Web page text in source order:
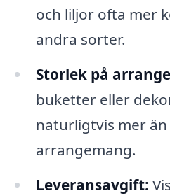
och liljor ofta mer
andra sorter.
Storlek på
buketter eller
naturligtvis mer
arrangemang.
Leveransavgift: